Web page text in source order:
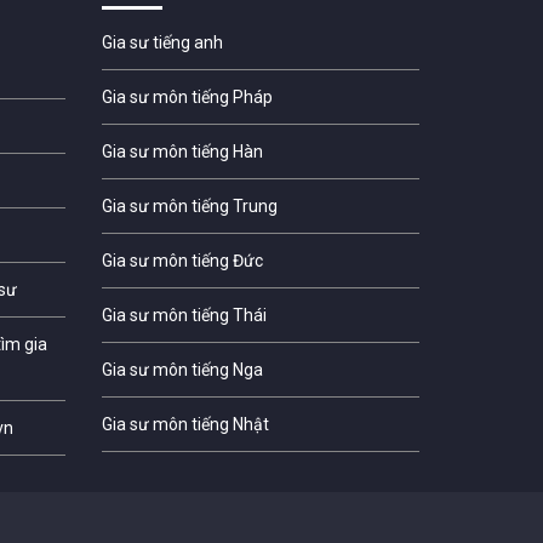
gia
Gia sư tiếng anh
Gia sư môn tiếng Pháp
Gia sư môn tiếng Hàn
Gia sư môn tiếng Trung
Gia sư môn tiếng Đức
Gia sư môn tiếng Thái
Gia sư môn tiếng Nga
Gia sư môn tiếng Nhật